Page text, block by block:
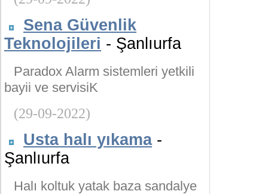
Sena Güvenlik
Teknolojileri - Şanlıurfa
Paradox Alarm sistemleri yetkili
bayii ve servisiK
(29-09-2022)
Usta halı yıkama-
Şanlıurfa
Halı koltuk yatak baza sandalye